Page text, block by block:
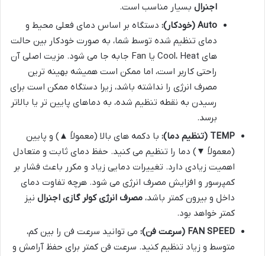
اجنرال بسیار مناسب است.
Auto (خودکار):
دستگاه بر اساس دمای فعلی محیط و
دمای تنظیم شده توسط شما، به صورت خودکار بین حالت
های Cool، Heat یا Fan جابه جا می شود. مزیت اصلی آن
راحتی کاربر است، اما ممکن است همیشه بهینه ترین
مصرف انرژی را نداشته باشد، زیرا دستگاه ممکن است برای
رسیدن به نقطه تنظیم شده، به دماهای پایین تر یا بالاتر
برسد.
TEMP (تنظیم دما):
با دکمه های بالا (معمولاً ▲) و پایین
(معمولاً ▼) دما را تنظیم می کنید. حفظ دمای ثابت و متعادل
اهمیت زیادی دارد. تغییرات دمایی زیاد و مکرر باعث فشار بر
کمپرسور و افزایش مصرف انرژی می شود. هرچه تفاوت دمای
داخل و بیرون کمتر باشد، مصرف انرژی کولر گازی اجنرال نیز
کمتر خواهد بود.
FAN SPEED (سرعت فن):
می توانید سرعت فن را بین کم،
متوسط و زیاد تنظیم کنید. سرعت فن کمتر برای حفظ آرامش و